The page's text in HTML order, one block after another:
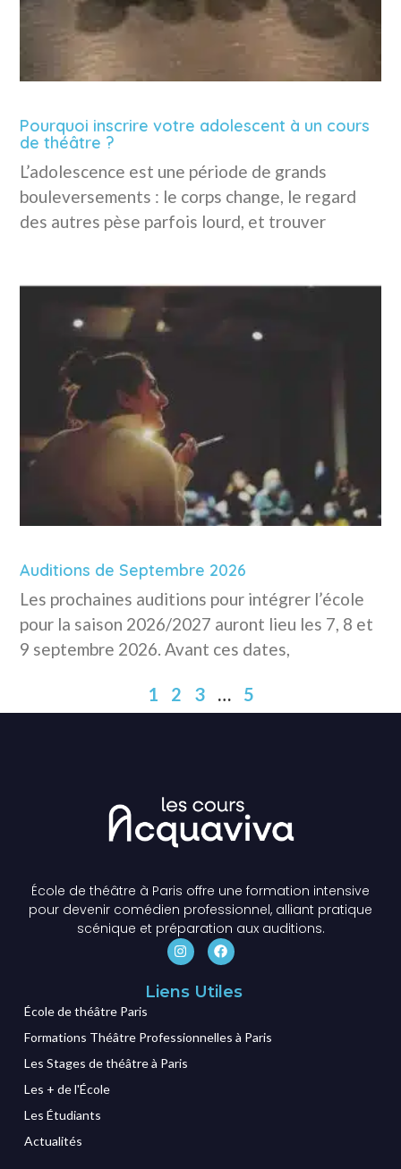
Pourquoi inscrire votre adolescent à un cours
de théâtre ?
L’adolescence est une période de grands
bouleversements : le corps change, le regard
des autres pèse parfois lourd, et trouver
Auditions de Septembre 2026
Les prochaines auditions pour intégrer l’école
pour la saison 2026/2027 auront lieu les 7, 8 et
9 septembre 2026. Avant ces dates,
1 2 3 … 5
École de théâtre à Paris offre une formation intensive
pour devenir comédien professionnel, alliant pratique
scénique et préparation aux auditions.
Liens Utiles
École de théâtre Paris
Formations Théâtre Professionnelles à Paris
Les Stages de théâtre à Paris
Les + de l'École
Les Étudiants
Actualités